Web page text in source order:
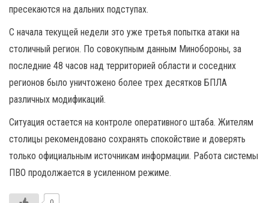
пресекаются на дальних подступах.
С начала текущей недели это уже третья попытка атаки на
столичный регион. По совокупным данным Минобороны, за
последние 48 часов над территорией области и соседних
регионов было уничтожено более трех десятков БПЛА
различных модификаций.
Ситуация остается на контроле оперативного штаба. Жителям
столицы рекомендовано сохранять спокойствие и доверять
только официальным источникам информации. Работа системы
ПВО продолжается в усиленном режиме.